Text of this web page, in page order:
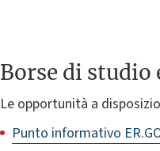
Borse di
Le opportunità a
Punto informativo